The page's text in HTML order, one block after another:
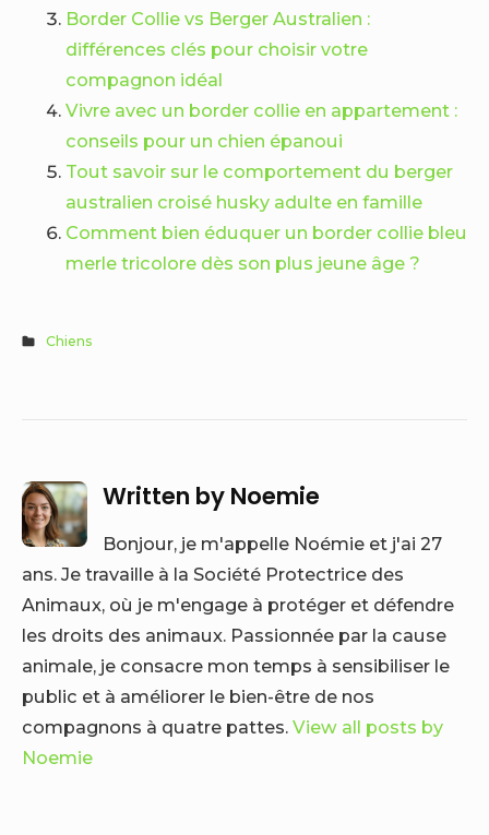
Border Collie vs Berger Australien :
différences clés pour choisir votre
compagnon idéal
Vivre avec un border collie en appartement :
conseils pour un chien épanoui
Tout savoir sur le comportement du berger
australien croisé husky adulte en famille
Comment bien éduquer un border collie bleu
merle tricolore dès son plus jeune âge ?
Chiens
Written by Noemie
Bonjour, je m'appelle Noémie et j'ai 27
ans. Je travaille à la Société Protectrice des
Animaux, où je m'engage à protéger et défendre
les droits des animaux. Passionnée par la cause
animale, je consacre mon temps à sensibiliser le
public et à améliorer le bien-être de nos
compagnons à quatre pattes. View all posts by
Noemie